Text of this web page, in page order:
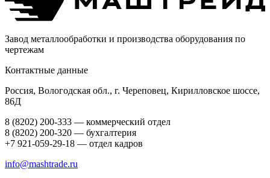
Завод металлообработки и производства оборудования по
чертежам
Контактные данные
Россия, Вологодская обл., г. Череповец, Кирилловское шоссе,
86Д
8 (8202) 200-333 — коммерческий отдел
8 (8202) 200-320 — бухгалтерия
+7 921-059-29-18 — отдел кадров
info@mashtrade.ru